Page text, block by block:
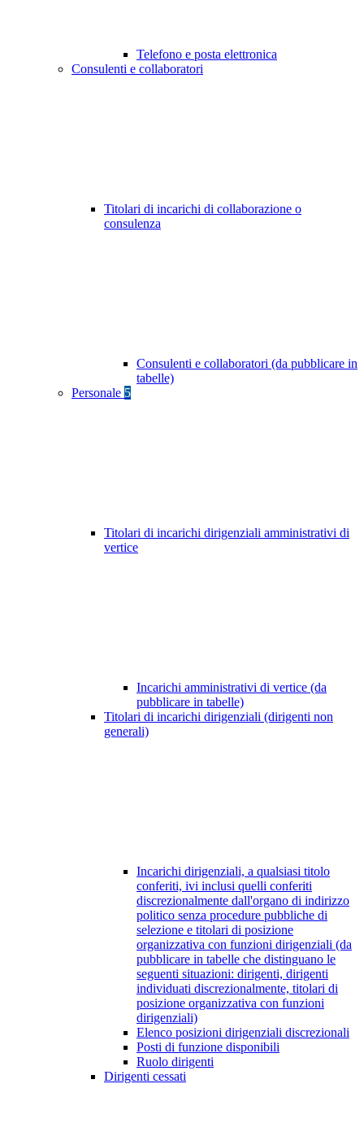
Telefono e posta elettronica
Consulenti e collaboratori
Titolari di incarichi di collaborazione o
consulenza
Consulenti e collaboratori (da pubblicare in
tabelle)
Personale 5
Titolari di incarichi dirigenziali amministrativi di
vertice
Incarichi amministrativi di vertice (da
pubblicare in tabelle)
Titolari di incarichi dirigenziali (dirigenti non
generali)
Incarichi dirigenziali, a qualsiasi titolo
conferiti, ivi inclusi quelli conferiti
discrezionalmente dall'organo di indirizzo
politico senza procedure pubbliche di
selezione e titolari di posizione
organizzativa con funzioni dirigenziali (da
pubblicare in tabelle che distinguano le
seguenti situazioni: dirigenti, dirigenti
individuati discrezionalmente, titolari di
posizione organizzativa con funzioni
dirigenziali)
Elenco posizioni dirigenziali discrezionali
Posti di funzione disponibili
Ruolo dirigenti
Dirigenti cessati